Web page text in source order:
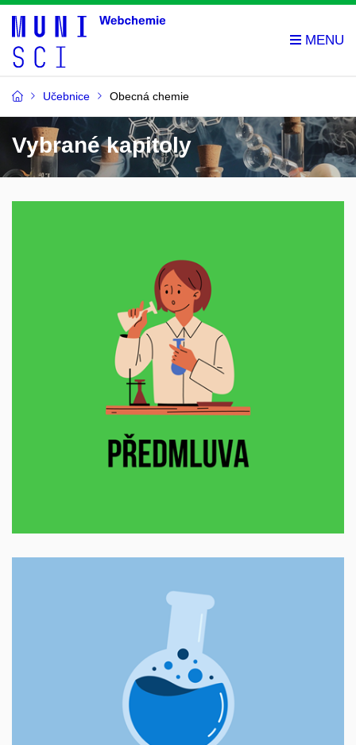
Učebnice Obecná chemie
Vybrané kapitoly